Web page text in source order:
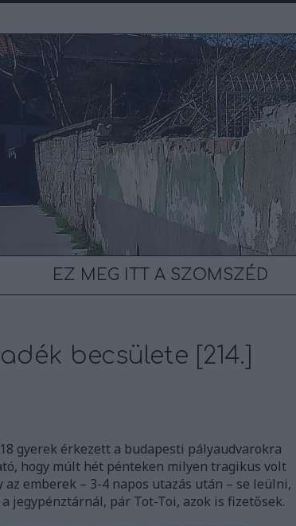
EZ MEG ITT A SZOMSZÉD
becsülete [214.]
gyerek érkezett a budapesti pályaudvarokra
hogy múlt hét pénteken milyen tragikus volt
emberek – 3-4 napos utazás után – se leülni,
jegypénztárnál, pár Tot-Toi, azok is fizetősek.